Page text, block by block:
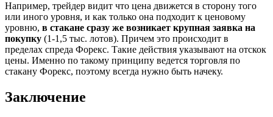
Например, трейдер видит что цена движется в сторону того
или иного уровня, и как только она подходит к ценовому
уровню, в стакане сразу же возникает крупная заявка на
покупку (1-1,5 тыс. лотов). Причем это происходит в
пределах спреда Форекс. Такие действия указывают на отскок
цены. Именно по такому принципу ведется торговля по
стакану Форекс, поэтому всегда нужно быть начеку.
Заключение